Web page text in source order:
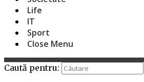
Life
IT
Sport
Close Menu
Caută pentru: